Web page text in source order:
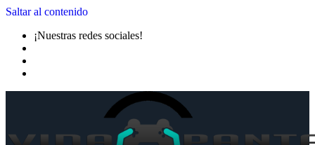
Saltar al contenido
¡Nuestras redes sociales!